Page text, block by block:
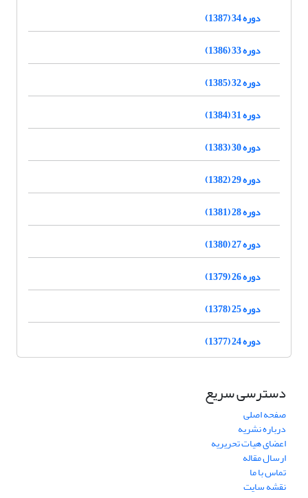
دوره 34 (1387)
دوره 33 (1386)
دوره 32 (1385)
دوره 31 (1384)
دوره 30 (1383)
دوره 29 (1382)
دوره 28 (1381)
دوره 27 (1380)
دوره 26 (1379)
دوره 25 (1378)
دوره 24 (1377)
دسترسی سریع
صفحه اصلی
درباره نشریه
اعضای هیات تحریریه
ارسال مقاله
تماس با ما
نقشه سایت